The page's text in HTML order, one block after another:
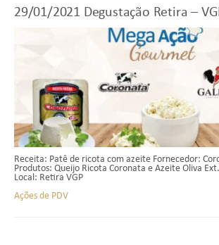
29/01/2021 Degustação Retira –
Receita: Patê de ricota com azeite Fornecedor:
Produtos: Queijo Ricota Coronata e Azeite Oliva
Local: Retira VGP
Ações de PDV